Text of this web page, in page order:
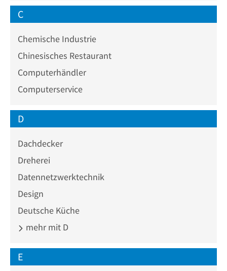
C
Chemische Industrie
Chinesisches Restaurant
Computerhändler
Computerservice
D
Dachdecker
Dreherei
Datennetzwerktechnik
Design
Deutsche Küche
mehr mit D
E